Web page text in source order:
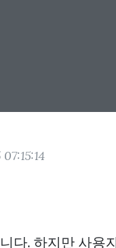
다. 하지만 사용